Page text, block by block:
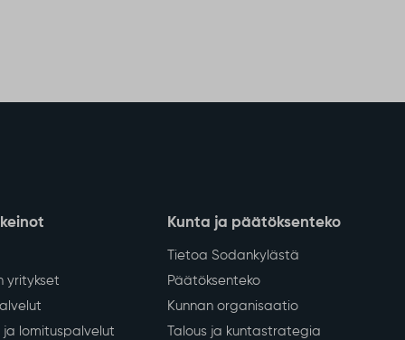
yritykset
lomituspalvelut
Kunta ja päätöksenteko
Tietoa Sodankylästä
Päätöksenteko
Kunnan organisaatio
Talous ja kuntastrategia